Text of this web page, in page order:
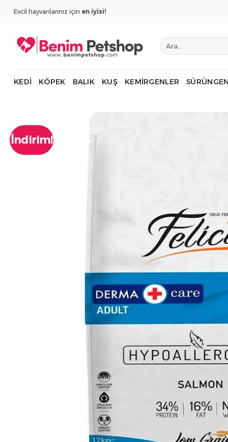
Evcil hayvanlarınız için en iyisi!
Ara:
KEDI KÖPEK BALIK KUŞ KEMIRGENLER
İndirim!